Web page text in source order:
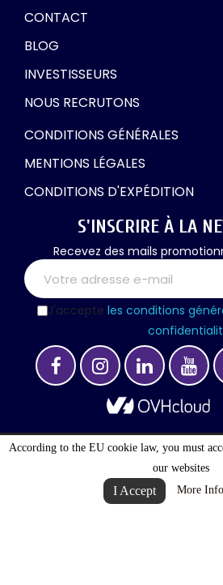
According to the EU cookie law, you must
our websites
I Accept More
CONTACT
BLOG
INVESTISSEURS
NOUS RECRUTONS
CONDITIONS GÉNÉRALES
MENTIONS LÉGALES
CONDITIONS D'EXPÉDITION
S'INSCRIRE À LA
Recevez des mails
J'accepte les conditions
© 2027 . ALL RIGHTS